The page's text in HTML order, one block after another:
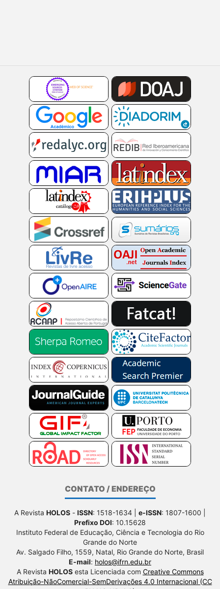
CONTATO / ENDEREÇO
A Revista HOLOS - ISSN: 1518-1634 | e-ISSN: 1807-1600 |
Prefixo DOI: 10.15628
Instituto Federal de Educação, Ciência e Tecnologia do Rio
Grande do Norte
Av. Salgado Filho, 1559, Natal, Rio Grande do Norte, Brasil
E-mail: holos@ifrn.edu.br
A Revista HOLOSesta Licenciada com Creative Commons
Atribuição-NãoComercial-SemDerivações 4.0 Internacional (CC